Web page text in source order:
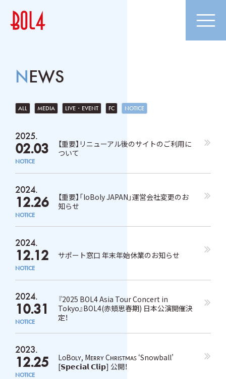
NEWS
ALL MEDIA LIVE・EVENT FC NOTICE
2025.
02.03
NOTICE
【重要】リニューアル後のサイトのご利用に
ついて
2024.
12.26
NOTICE
【重要】「loBoly JAPAN」運営会社変更のお
知らせ
2024.
12.12
NOTICE
サポート窓口 年末年始休業のお知らせ
2024.
10.31
NOTICE
『2025 BOL4 Asia Tour Concert in
Tokyo』BOL4(赤頬思春期) 日本公演開催決
定！
2023.
12.25
NOTICE
LᴏBᴏʟʏ, Mᴇʀʀʏ Cʜʀɪꜱᴛᴍᴀꜱ ‘Snowball’
[𝗦𝗽𝗲𝗰𝗶𝗮𝗹 𝗖𝗹𝗶𝗽] 公開！